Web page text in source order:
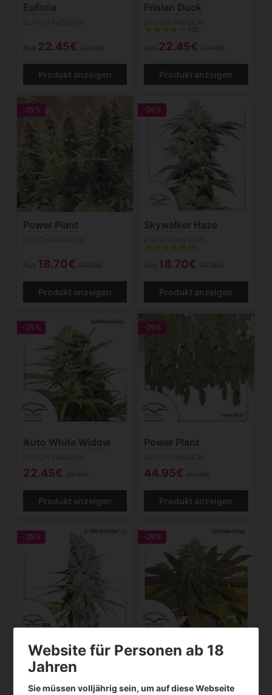
Euforia
Aus 22.45€
Produkt anzeigen
Frisian Duck
(3)
Aus 22.45€
Produkt anzeigen
-25%
Power Plant
Aus 18.70€
Produkt anzeigen
-25%
Skywalker Haze
(1)
Aus 18.70€
Produkt anzeigen
-25%
Auto White Widow
22.45€
Produkt anzeigen
-25%
Power Plant
44.95€
Produkt anzeigen
-25%
CBD SkunkHaze
DUTCH PASSION
-25%
California Orange
Ausverkauft
Website für Personen ab 18
Jahren
Sie müssen volljährig sein, um auf diese Webseite